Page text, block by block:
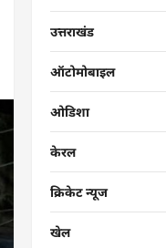
उत्तराखंड
ऑटोमोबाइल
ओडिशा
केरल
क्रिकेट न्यूज
खेल